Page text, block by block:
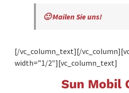
🙂 Mailen Sie uns!
[/vc_column_text][/
width=”1/2″][vc_column_text]